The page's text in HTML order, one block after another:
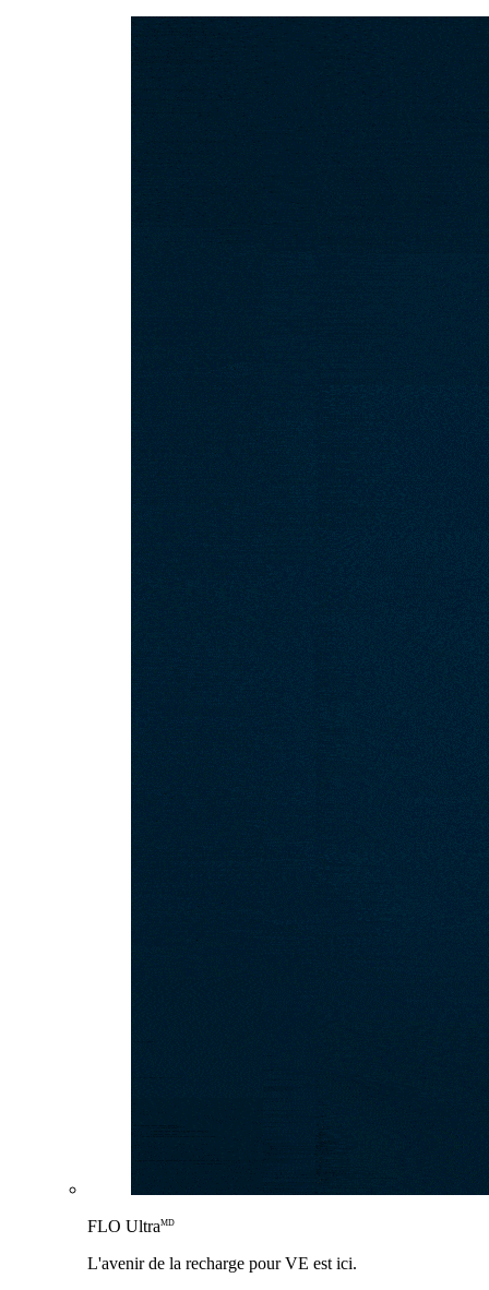
FLO UltraMD
L'avenir de la recharge pour VE est ici.